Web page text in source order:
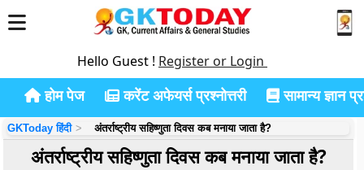
Hello Guest ! Register or Login
होम पेज करेंट अफेयर्स प्रश्नोत्तरी सामान्य ज्ञान
GKToday हिंदी अंतर्राष्ट्रीय सहिष्णुता दिवस कब मनाया जाता है?
अंतर्राष्ट्रीय सहिष्णुता दिवस कब मनाया जाता है?